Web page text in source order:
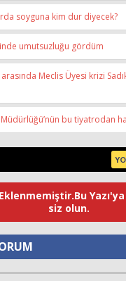
soyguna kim dur diyecek?
umutsuzluğu gördüm
Meclis Üyesi krizi
bu tiyatrodan
siz olun.